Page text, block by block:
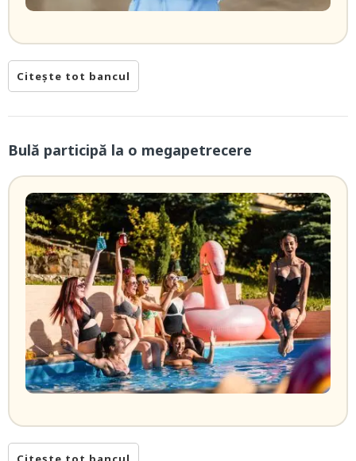
Citește tot bancul
Bulă participă la o megapetrecere